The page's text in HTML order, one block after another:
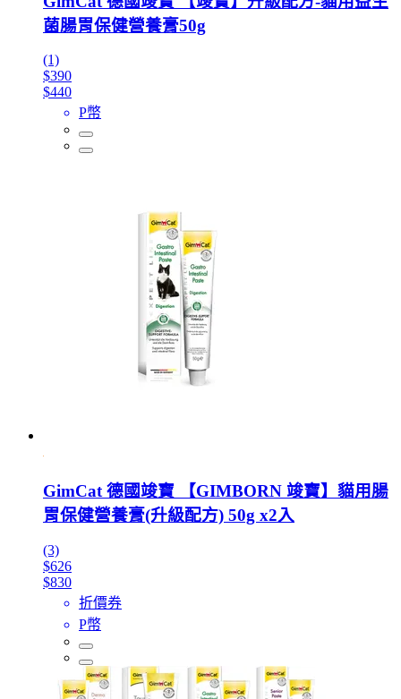
菌腸胃保健營養膏50g
(1)
$390
$440
P幣
GimCat 德國竣寶 【GIMBORN 竣寶】貓用腸
胃保健營養膏(升級配方) 50g x2入
(3)
$626
$830
折價券
P幣